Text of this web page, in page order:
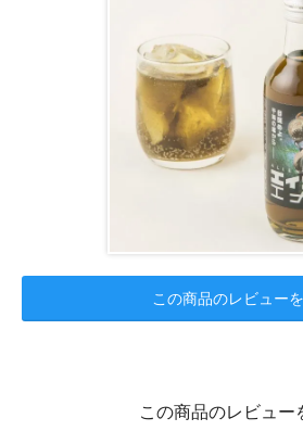
この商品のレビュー
この商品のレビュー